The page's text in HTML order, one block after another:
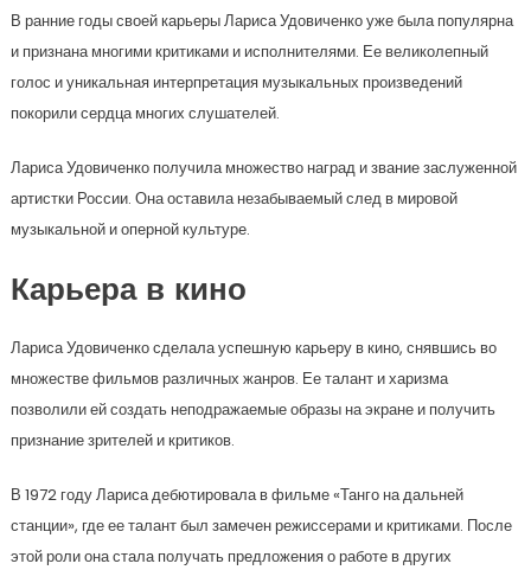
В ранние годы своей карьеры Лариса Удовиченко уже была популярна
и признана многими критиками и исполнителями. Ее великолепный
голос и уникальная интерпретация музыкальных произведений
покорили сердца многих слушателей.
Лариса Удовиченко получила множество наград и звание заслуженной
артистки России. Она оставила незабываемый след в мировой
музыкальной и оперной культуре.
Карьера в кино
Лариса Удовиченко сделала успешную карьеру в кино, снявшись во
множестве фильмов различных жанров. Ее талант и харизма
позволили ей создать неподражаемые образы на экране и получить
признание зрителей и критиков.
В 1972 году Лариса дебютировала в фильме «Танго на дальней
станции», где ее талант был замечен режиссерами и критиками. После
этой роли она стала получать предложения о работе в других